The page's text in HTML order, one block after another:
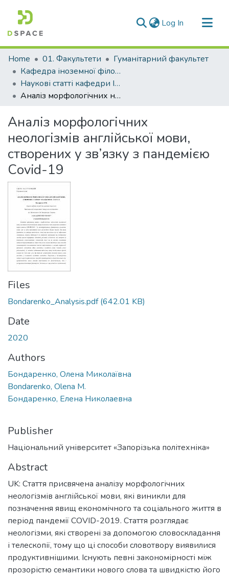
Log In (current)
Communities & Collections
All of DSpace
Statistics
Home 01. Факультети
Гуманітарний факультет
Кафедра іноземної філології та перекладу (Кафедра ІФ та П)
Наукові статті кафедри ІФ та П
Аналіз морфологічних неологізмів англійської мови, створених у зв’язку з пандемією Сovid-19
Аналіз морфологічних
неологізмів англійської мови,
створених у зв’язку з пандемією
Сovid-19
Files
Bondarenko_Analysis.pdf(642.01 KB)
Date
2020
Authors
Бондаренко, Олена Миколаївна
Bondarenko, Olena M.
Бондаренко, Елена Николаевна
Publisher
Національний університет «Запорізька політехніка»
Abstract
UK: Стаття присвячена аналізу морфологічних
неологізмів англійської мови, які виникли для
позначення явищ економічного та соціального життя в
період пандемії COVID-2019. Стаття розглядає
неологізми, які створені за допомогою словоскладання
і телескопії, тому що ці способи словотвору виявилися
продуктивнішими. Існують певні закономірності між
прозорістю семантики нового слова та швидкістю його